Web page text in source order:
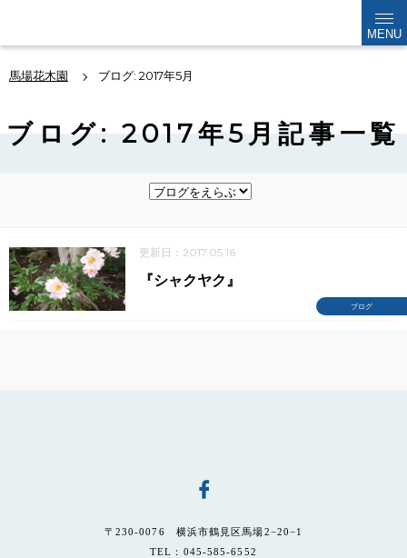
MENU
馬場花木園 ブログ: 2017年5月
ブログ: 2017年5月記事一覧
更新日：2017.05.16
ブログ
『シャクヤク』
〒230-0076 横浜市鶴見区馬場2−20−1
TEL：045-585-6552